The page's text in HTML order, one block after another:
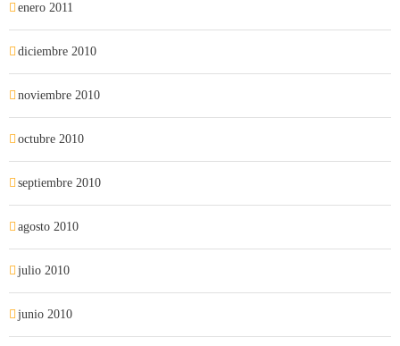
enero 2011
diciembre 2010
noviembre 2010
octubre 2010
septiembre 2010
agosto 2010
julio 2010
junio 2010